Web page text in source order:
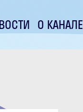
О КАНАЛЕ